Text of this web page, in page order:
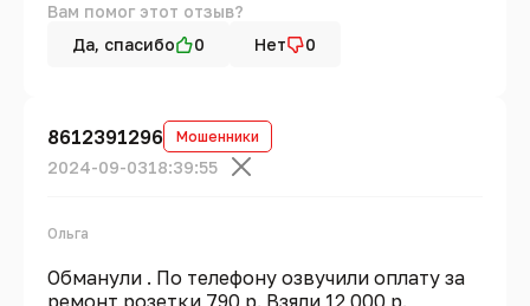
Вам помог этот отзыв?
Да, спасибо
0 Нет 0
8612391296 Мошенники
2024-09-0318:39:55
Ольга
Обманули . По телефону озвучили оплату за
ремонт розетки 790 р. Взяли 12 000 р.